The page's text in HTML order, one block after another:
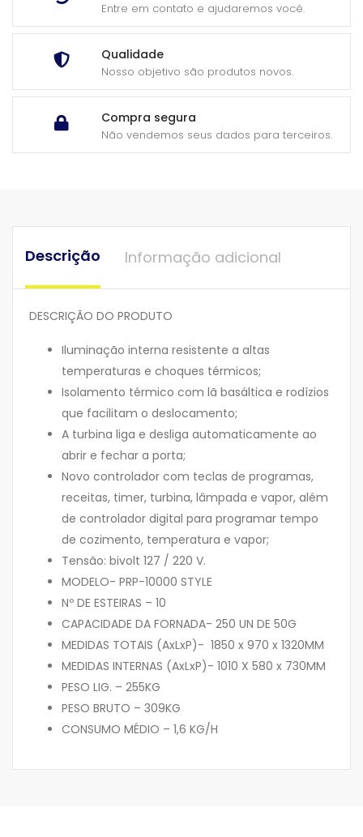
Entre em contato e ajudaremos você.
Qualidade
Nosso objetivo são produtos novos.
Compra segura
Não vendemos seus dados para terceiros.
Descrição Informação adicional
DESCRIÇÃO DO PRODUTO
Iluminação interna resistente a altas
temperaturas e choques térmicos;
Isolamento térmico com lã basáltica e rodízios
que facilitam o deslocamento;
A turbina liga e desliga automaticamente ao
abrir e fechar a porta;
Novo controlador com teclas de programas,
receitas, timer, turbina, lâmpada e vapor, além
de controlador digital para programar tempo
de cozimento, temperatura e vapor;
Tensão: bivolt 127 / 220 V.
MODELO- PRP-10000 STYLE
Nº DE ESTEIRAS – 10
CAPACIDADE DA FORNADA- 250 UN DE 50G
MEDIDAS TOTAIS (AxLxP)- 1850 x 970 x 1320MM
MEDIDAS INTERNAS (AxLxP)- 1010 X 580 x 730MM
PESO LIG. – 255KG
PESO BRUTO – 309KG
CONSUMO MÉDIO – 1,6 KG/H